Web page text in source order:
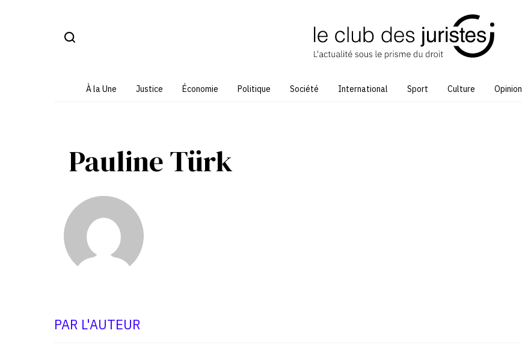
À la Une Justice Économie Politique Société International Sport Culture Opinion
Pauline Türk
PAR L'AUTEUR